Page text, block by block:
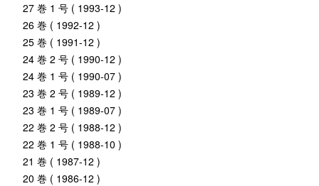
27 巻 1 号 ( 1993-12 )
26 巻 ( 1992-12 )
25 巻 ( 1991-12 )
24 巻 2 号 ( 1990-12 )
24 巻 1 号 ( 1990-07 )
23 巻 2 号 ( 1989-12 )
23 巻 1 号 ( 1989-07 )
22 巻 2 号 ( 1988-12 )
22 巻 1 号 ( 1988-10 )
21 巻 ( 1987-12 )
20 巻 ( 1986-12 )